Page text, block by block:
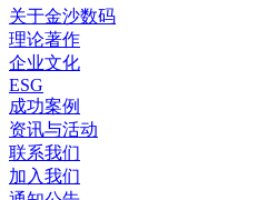
关于金沙数码
理论著作
企业文化
ESG
成功案例
资讯与活动
联系我们
加入我们